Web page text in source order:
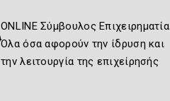
ONLINE Σύμβουλος Επιχειρηματία
Όλα όσα αφορούν την ίδρυση και
την λειτουργία της επιχείρησής